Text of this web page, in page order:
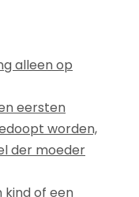
alleen op
eersten
worden,
der moeder
kind of een